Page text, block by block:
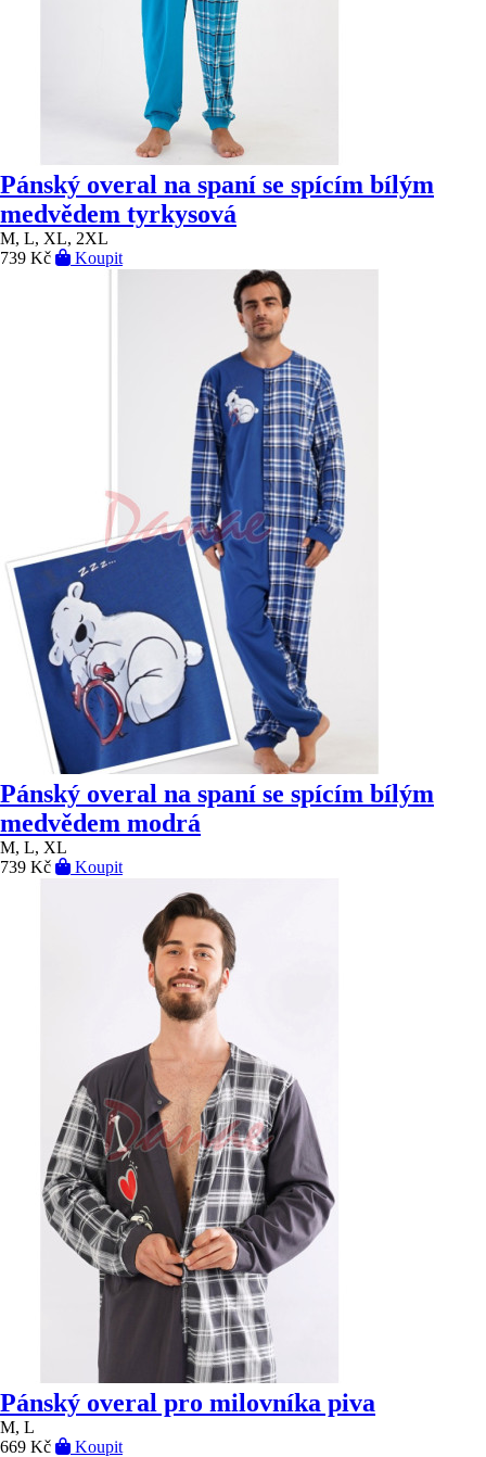
Pánský overal na spaní se spícím bílým
medvědem tyrkysová
M, L, XL, 2XL
739 Kč
Koupit
Pánský overal na spaní se spícím bílým
medvědem modrá
M, L, XL
739 Kč
Koupit
Pánský overal pro milovníka piva
M, L
669 Kč
Koupit